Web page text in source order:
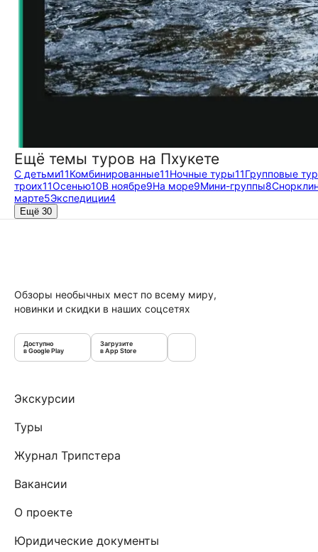
Ещё темы туров на Пхукете
С детьми11Комбинированные11Ночные туры11Групповые
троих11Осенью10В ноябре9На море9Мини-группы8
марте5Экспедиции4
Ещё 30
Обзоры необычных мест по всему миру,
новинки и скидки в наших соцсетях
Доступно
в Google Play
Загрузите
в App Store
Экскурсии
Туры
Журнал Трипстера
Вакансии
О проекте
Юридические документы